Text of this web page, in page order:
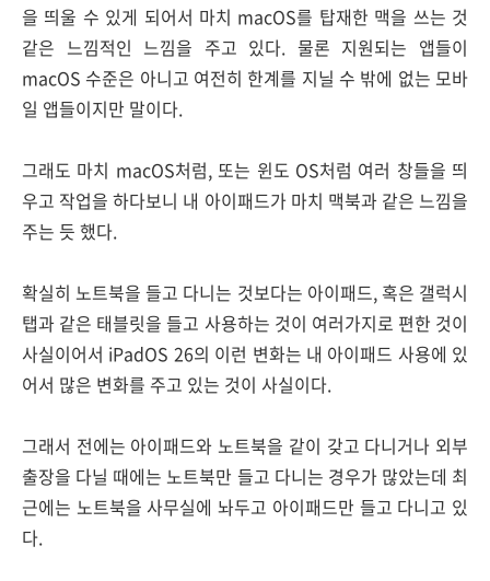
을 띄울 수 있게 되어서 마치 macOS를 탑재한 맥을 쓰는 것
같은 느낌적인 느낌을 주고 있다. 물론 지원되는 앱들이
macOS 수준은 아니고 여전히 한계를 지닐 수 밖에 없는 모바
일 앱들이지만 말이다.
그래도 마치 macOS처럼, 또는 윈도 OS처럼 여러 창들을 띄
우고 작업을 하다보니 내 아이패드가 마치 맥북과 같은 느낌을
주는 듯 했다.
확실히 노트북을 들고 다니는 것보다는 아이패드, 혹은 갤럭시
탭과 같은 태블릿을 들고 사용하는 것이 여러가지로 편한 것이
사실이어서 iPadOS 26의 이런 변화는 내 아이패드 사용에 있
어서 많은 변화를 주고 있는 것이 사실이다.
그래서 전에는 아이패드와 노트북을 같이 갖고 다니거나 외부
출장을 다닐 때에는 노트북만 들고 다니는 경우가 많았는데 최
근에는 노트북을 사무실에 놔두고 아이패드만 들고 다니고 있
다.